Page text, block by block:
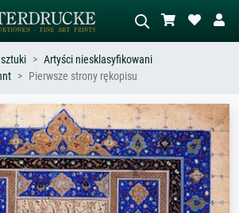
stylu – np.
noc,
akt.
Opisz scenę – np. zielona łąka,
abstrakcja z czerwienią, ciemny olej,
stojący akt obok drzewa.
Artyści niesklasyfikowani
Pierwsze strony rękopisu